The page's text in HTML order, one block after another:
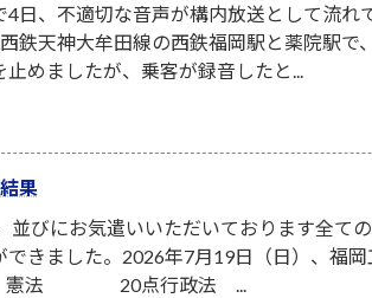
日、不適切な音声が構内放送として流れ
鉄天神大牟田線の西鉄福岡駅と薬院駅
めましたが、乗客が録音したと...
果
並びにお気遣いいただいております全て
きました。2026年7月19日（日）、福
す。憲法 20点行政法 ...